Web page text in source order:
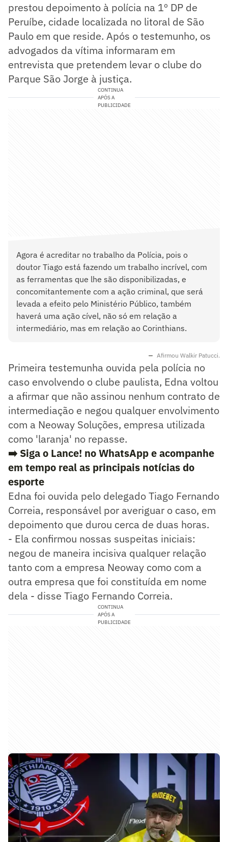
prestou depoimento à polícia na 1º DP de
Peruíbe, cidade localizada no litoral de São
Paulo em que reside. Após o testemunho, os
advogados da vítima informaram em
entrevista que pretendem levar o clube do
Parque São Jorge à justiça.
CONTINUA
APÓS A
PUBLICIDADE
Agora é acreditar no trabalho da Polícia, pois o
doutor Tiago está fazendo um trabalho incrível, com
as ferramentas que lhe são disponibilizadas, e
concomitantemente com a ação criminal, que será
levada a efeito pelo Ministério Público, também
haverá uma ação cível, não só em relação a
intermediário, mas em relação ao Corinthians.
Afirmou Walkir Patucci.
Primeira testemunha ouvida pela polícia no
caso envolvendo o clube paulista, Edna voltou
a afirmar que não assinou nenhum contrato de
intermediação e negou qualquer envolvimento
com a Neoway Soluções, empresa utilizada
como 'laranja' no repasse.
➡️ Siga o Lance! no WhatsApp e acompanhe
em tempo real as principais notícias do
esporte
Edna foi ouvida pelo delegado Tiago Fernando
Correia, responsável por averiguar o caso, em
depoimento que durou cerca de duas horas.
- Ela confirmou nossas suspeitas iniciais:
negou de maneira incisiva qualquer relação
tanto com a empresa Neoway como com a
outra empresa que foi constituída em nome
dela - disse Tiago Fernando Correia.
CONTINUA
APÓS A
PUBLICIDADE